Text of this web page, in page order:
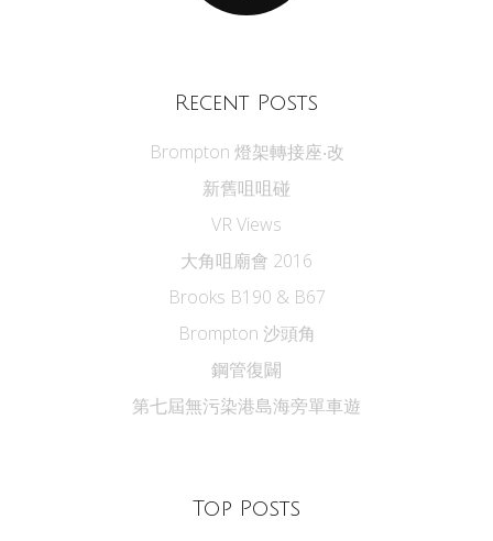
Recent Posts
Brompton 燈架轉接座‧改
新舊咀咀碰
VR Views
大角咀廟會 2016
Brooks B190 & B67
Brompton 沙頭角
鋼管復闢
第七屆無污染港島海旁單車遊
Top Posts